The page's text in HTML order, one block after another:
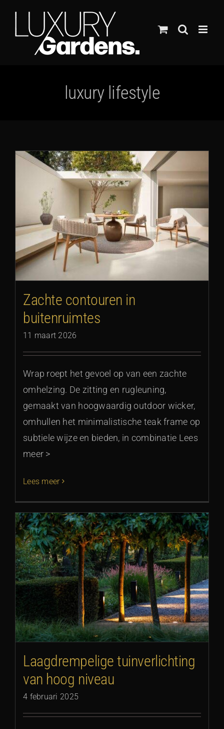
inhoud
luxury lifestyle
Zachte contouren in
buitenruimtes
11 maart 2026
Wrap roept het gevoel op van een zachte
omhelzing. De zitting en rugleuning,
gemaakt van hoogwaardig outdoor wicker,
omhullen het minimalistische teak frame op
subtiele wijze en bieden, in combinatie Lees
meer >
Lees meer
Laagdrempelige tuinverlichting
van hoog niveau
4 februari 2025